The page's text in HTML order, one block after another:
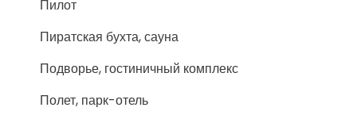
Пилот
Пиратская бухта, сауна
Подворье, гостиничный комплекс
Полет, парк-отель